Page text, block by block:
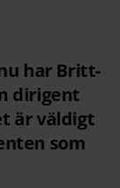
har Britt-
dirigent
är väldigt
som